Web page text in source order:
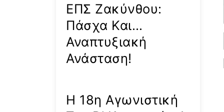
ΕΠΣ Ζακύνθου:
Πάσχα Και…
Αναπτυξιακή
Ανάσταση!
Η 18η Αγωνιστική